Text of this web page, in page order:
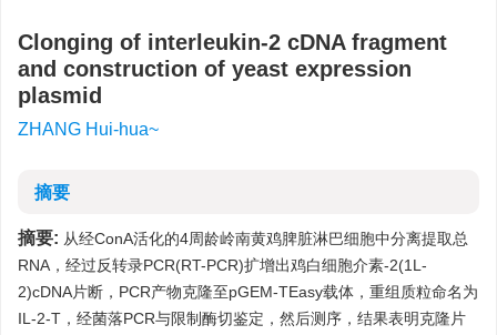
Clonging of interleukin-2 cDNA fragment
and construction of yeast expression
plasmid
ZHANG Hui-hua~
摘要
摘要: 从经ConA活化的4周龄岭南黄鸡脾脏淋巴细胞中分离提取总
RNA，经过反转录PCR(RT-PCR)扩增出鸡白细胞介素-2(1L-
2)cDNA片断，PCR产物克隆至pGEM-TEasy载体，重组质粒命名为
IL-2-T，经菌落PCR与限制酶切鉴定，然后测序，结果表明克隆片